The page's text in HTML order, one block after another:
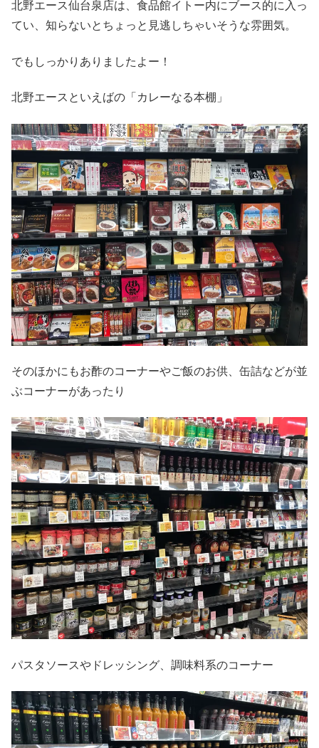
北野エース仙台泉店は、食品館イトー内にブース的に入っ
てい、知らないとちょっと見逃しちゃいそうな雰囲気。
でもしっかりありましたよー！
北野エースといえばの「カレーなる本棚」
そのほかにもお酢のコーナーやご飯のお供、缶詰などが並
ぶコーナーがあったり
パスタソースやドレッシング、調味料系のコーナー